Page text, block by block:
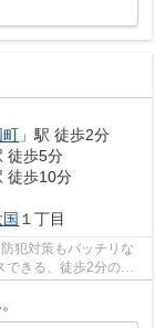
町 」駅 徒歩2分
徒歩5分
徒歩10分
１丁目
犯対策もバッチリな
きる、徒歩2分の距